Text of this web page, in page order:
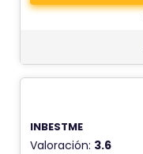
INBESTME
Valoración: 3.6